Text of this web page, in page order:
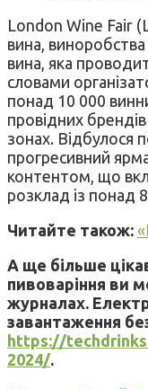
London Wine Fair
вина,
вина, яка
словами
понад 10 000
провідних брендів
зонах. Відбулося
прогресивний
контентом, що
розклад із понад
Читайте також:
А ще більше
пивоваріння ви
журналах.
завантаження
https://
2024/.